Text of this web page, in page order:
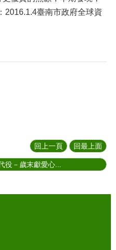
2016.1.4臺南市政府全球資
回上一頁 回最上面
役－歲末獻愛心...